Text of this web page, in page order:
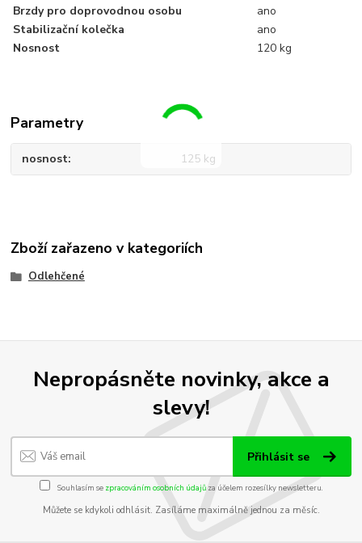
Brzdy pro doprovodnou osobu
ano
Stabilizační kolečka
ano
Nosnost
120 kg
Parametry
nosnost 125 kg
Zboží zařazeno v kategoriích
Odlehčené
Nepropásněte novinky, akce a
slevy!
Přihlásit se
Souhlasím se zpracováním osobních údajůza účelem rozesílky newsletteru.
Můžete se kdykoli odhlásit. Zasíláme maximálně jednou za měsíc.